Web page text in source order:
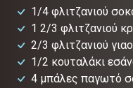
1/4 φλιτζανιού
1 2/3 φλιτζανιού
2/3 φλιτζανιού
1/2 κουταλάκι
4 μπάλες παγωτό